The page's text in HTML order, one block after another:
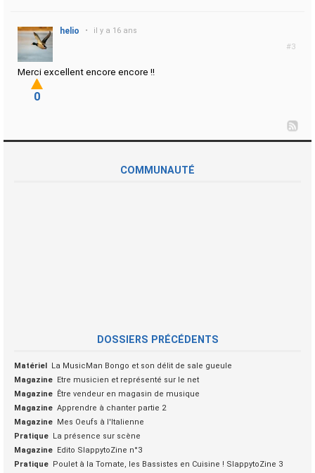
#3
helio • il y a 16 ans
Merci excellent encore encore !!
0
COMMUNAUTÉ
DOSSIERS PRÉCÉDENTS
Matériel La MusicMan Bongo et son délit de sale gueule
Magazine Etre musicien et représenté sur le net
Magazine Être vendeur en magasin de musique
Magazine Apprendre à chanter partie 2
Magazine Mes Oeufs à l'Italienne
Pratique La présence sur scène
Magazine Edito SlappytoZine n°3
Pratique Poulet à la Tomate, les Bassistes en Cuisine ! SlappytoZine 3